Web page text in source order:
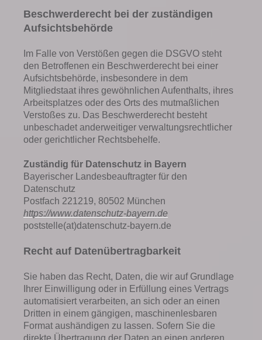
Beschwerderecht bei der zuständigen
Aufsichtsbehörde
Im Falle von Verstößen gegen die DSGVO steht
den Betroffenen ein Beschwerderecht bei einer
Aufsichtsbehörde, insbesondere in dem
Mitgliedstaat ihres gewöhnlichen Aufenthalts, ihres
Arbeitsplatzes oder des Orts des mutmaßlichen
Verstoßes zu. Das Beschwerderecht besteht
unbeschadet anderweitiger verwaltungsrechtlicher
oder gerichtlicher Rechtsbehelfe.
Zuständig für Datenschutz in Bayern
Bayerischer Landesbeauftragter für den
Datenschutz
Postfach 221219, 80502 München
https://www.datenschutz-bayern.de
poststelle(at)datenschutz-bayern.de
Recht auf Datenübertragbarkeit
Sie haben das Recht, Daten, die wir auf Grundlage
Ihrer Einwilligung oder in Erfüllung eines Vertrags
automatisiert verarbeiten, an sich oder an einen
Dritten in einem gängigen, maschinenlesbaren
Format aushändigen zu lassen. Sofern Sie die
direkte Übertragung der Daten an einen anderen